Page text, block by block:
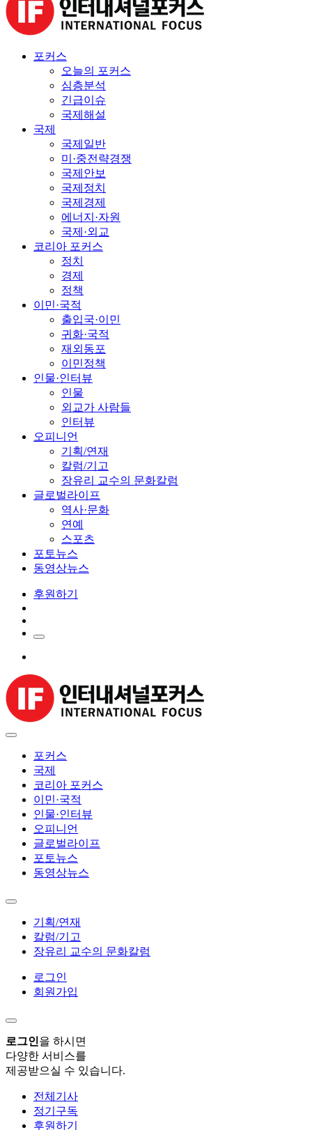
포커스
오늘의 포커스
심층분석
긴급이슈
국제해설
국제
국제일반
미·중전략경쟁
국제안보
국제정치
국제경제
에너지·자원
국제·외교
코리아 포커스
정치
경제
정책
이민·국적
출입국·이민
귀화·국적
재외동포
이민정책
인물·인터뷰
인물
외교가 사람들
인터뷰
오피니언
기획/연재
칼럼/기고
장유리 교수의 문화칼럼
글로벌라이프
역사·문화
연예
스포츠
포토뉴스
동영상뉴스
후원하기
포커스
국제
코리아 포커스
이민·국적
인물·인터뷰
오피니언
글로벌라이프
포토뉴스
동영상뉴스
기획/연재
칼럼/기고
장유리 교수의 문화칼럼
로그인
회원가입
로그인을 하시면
다양한 서비스를
제공받으실 수 있습니다.
전체기사
정기구독
후원하기